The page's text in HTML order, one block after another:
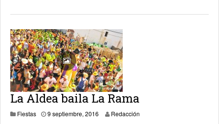
La Aldea baila La Rama
Fiestas 9 septiembre, 2016 11 noviembre, 2019
Redacción